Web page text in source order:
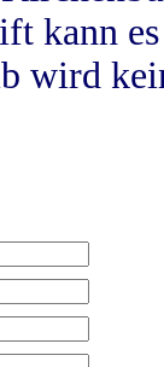
kann
wird